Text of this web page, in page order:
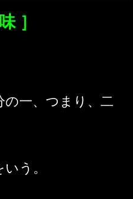
］
の一、つまり、二
う。